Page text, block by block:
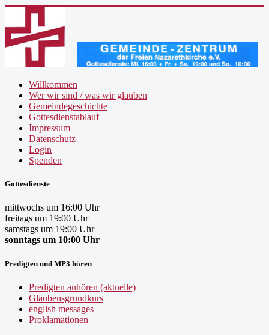
Willkommen
Wer wir sind / was wir glauben
Gemeindegeschichte
Gottesdienstablauf
Impressum
Datenschutz
Login
Spenden
Gottesdienste
mittwochs um 16:00 Uhr
freitags um 19:00 Uhr
samstags um 19:00 Uhr
sonntags um 10:00 Uhr
Predigten und MP3 hören
Predigten anhören (aktuelle)
Glaubensgrundkurs
english messages
Proklamationen